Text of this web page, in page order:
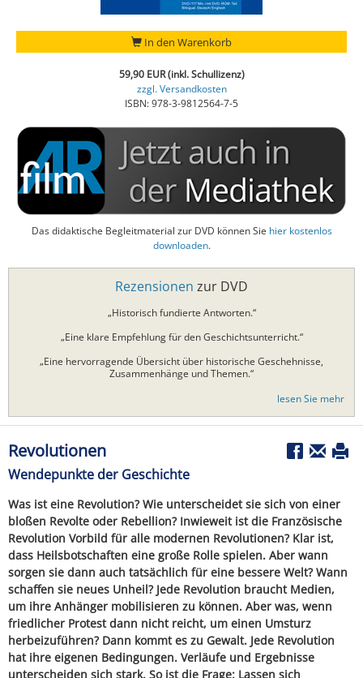
In den Warenkorb
59,90 EUR (inkl. Schullizenz)
zzgl. Versandkosten
ISBN: 978-3-9812564-7-5
Das didaktische Begleitmaterial zur DVD können Sie hier kostenlos
downloaden.
Rezensionen zur DVD
„Historisch fundierte Antworten.“
„Eine klare Empfehlung für den Geschichtsunterricht.“
„Eine hervorragende Übersicht über historische Geschehnisse,
Zusammenhänge und Themen.“
lesen Sie mehr
Revolutionen
Wendepunkte der Geschichte
Was ist eine Revolution? Wie unterscheidet sie sich von einer
bloßen Revolte oder Rebellion? Inwieweit ist die Französische
Revolution Vorbild für alle modernen Revolutionen? Klar ist,
dass Heilsbotschaften eine große Rolle spielen. Aber wann
sorgen sie dann auch tatsächlich für eine bessere Welt? Wann
schaffen sie neues Unheil? Jede Revolution braucht Medien,
um ihre Anhänger mobilisieren zu können. Aber was, wenn
friedlicher Protest dann nicht reicht, um einen Umsturz
herbeizuführen? Dann kommt es zu Gewalt. Jede Revolution
hat ihre eigenen Bedingungen. Verläufe und Ergebnisse
unterscheiden sich stark. So ist die Frage: Lassen sich